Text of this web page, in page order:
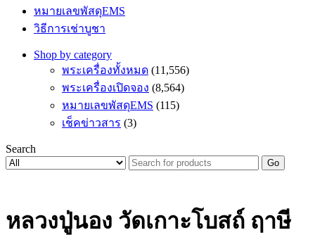
หมายเลขพัสดุEMS
วิธีการเช่าบูชา
Shop by category
พระเครื่องทั้งหมด (11,556)
พระเครื่องเปิดจอง (8,564)
หมายเลขพัสดุEMS (115)
เช็คข่าวสาร (3)
Search
Go
หลวงปู่นอง วัดเกาะโบสถ์ ฤาษี